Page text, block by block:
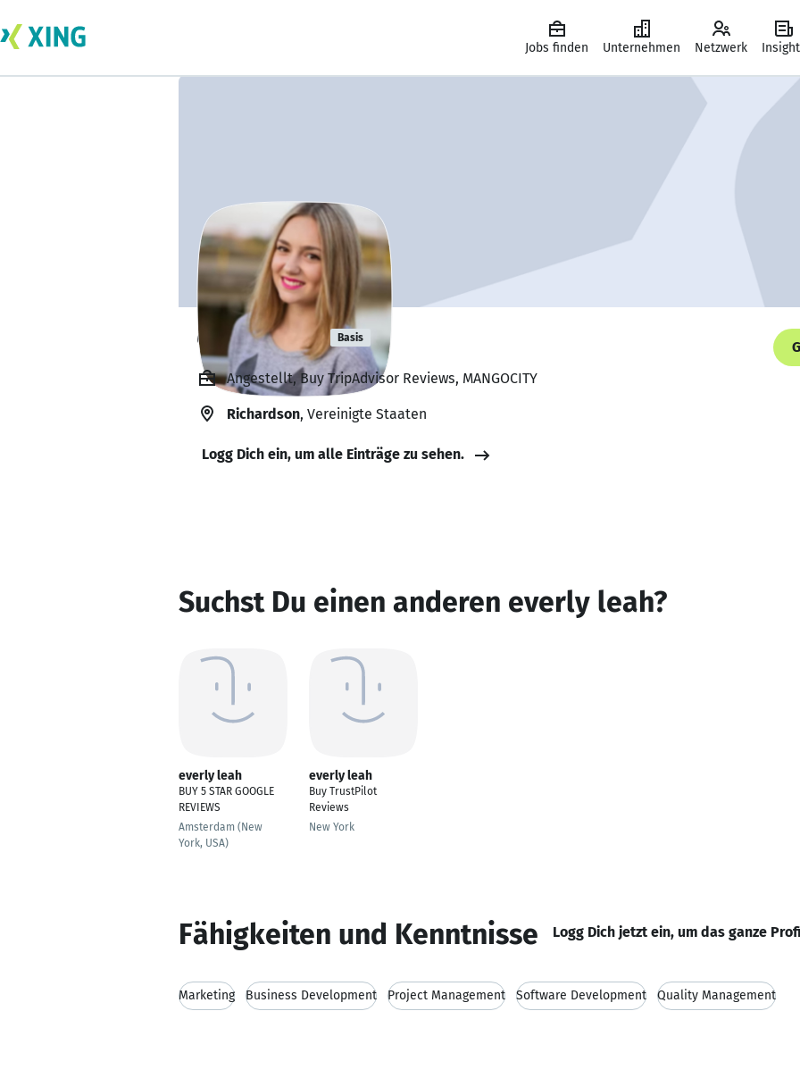
Jobs finden Unternehmen Netzwerk
everly leah Basis
Angestellt, Buy TripAdvisor Reviews, MANGOCITY
Richardson, Vereinigte Staaten
Logg Dich ein, um alle Einträge zu sehen.
Suchst Du einen anderen everly leah?
everly leah
BUY 5 STAR GOOGLE
REVIEWS
Amsterdam (New
York, USA)
everly leah
Buy TrustPilot
Reviews
New York
Fähigkeiten und Kenntnisse Logg Dich jetzt ein, um das ganze
Marketing Business Development Project Management Software Development Quality Management